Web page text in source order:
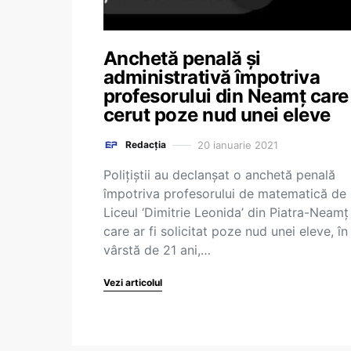
Anchetă penală şi
administrativă împotriva
profesorului din Neamț care
cerut poze nud unei eleve
Redacția 20 ianuarie 2021
Poliţiştii au declanşat o anchetă penală
împotriva profesorului de matematică de
Liceul ‘Dimitrie Leonida’ din Piatra-Neamţ
care ar fi solicitat poze nud unei eleve, în
vârstă de 21 ani,…
Vezi articolul